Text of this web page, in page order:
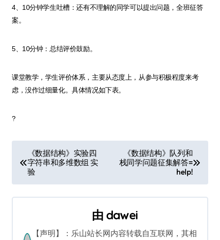
4、10分钟学生吐槽：还有不理解的同学可以提出问题，全班征答
案。
5、10分钟：总结评价鼓励。
课堂教学，学生评价体系，主要从态度上，从参与积极程度来考
虑，没作过细量化。具体情况如下表。
?
章
导
《数据结构》实验四
字符串和多维数组 实
验
《数据结构》队列和
栈同学问题征集解答=
help!
由 dawei
【声明】：乐山站长网内容转载自互联网，其相